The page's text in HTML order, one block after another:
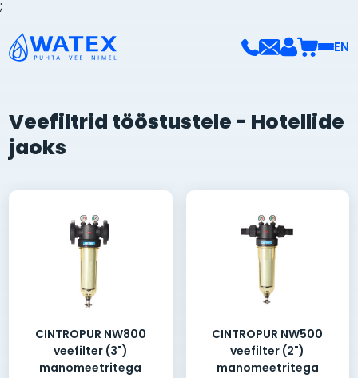
;
EN
Veefiltrid tööstustele - Hotellide
jaoks
CINTROPUR NW800
veefilter (3")
manomeetritega
CINTROPUR NW500
veefilter (2")
manomeetritega